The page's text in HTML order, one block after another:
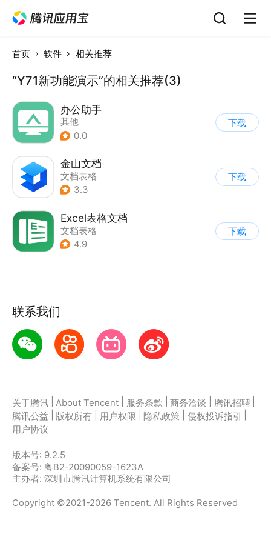
首页 软件 相关推荐
“Y71新功能演示”的相关推荐(3)
办公助手
其他
0.0
下载
金山文档
文档表格
3.3
下载
Excel表格文档
文档表格
4.9
下载
联系我们
关于腾讯 About Tencent 服务条款 商务洽谈 腾讯招聘
腾讯公益
版权所有 用户权限 隐私政策 侵权投诉指引
用户协议
版本号: 9.2.5
备案号: 粤B2-20090059-1623A
主办者: 深圳市腾讯计算机系统有限公司
Copyright ©2021-2026 Tencent. All Rights Reserved